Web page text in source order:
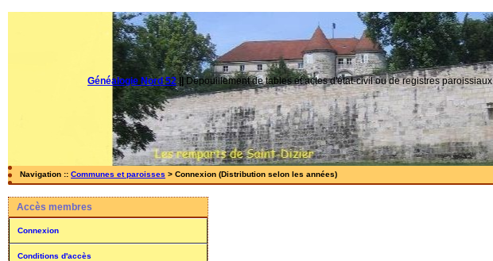
Généalogie Nord 52|| Dépouillement de tables et actes d'état-civil ou de registres paroissiaux
Navigation :: Communes et paroisses > Connexion (Distribution selon les années)
Accès membres
Connexion
Conditions d'accès